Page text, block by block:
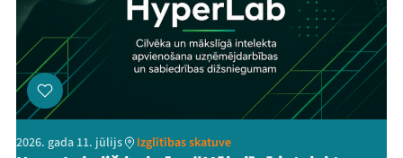
2026. gada 11. jūlijs Izglītības skatuve